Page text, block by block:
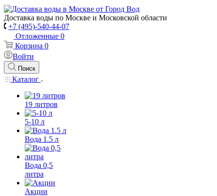
Доставка воды по Москве и Московской области
+7 (495)-540-44-07
Отложенные 0
Корзина 0
Войти
Поиск
Каталог
19 литров
5-10 л
Вода 1.5 л
Вода 0,5
литра
Акции